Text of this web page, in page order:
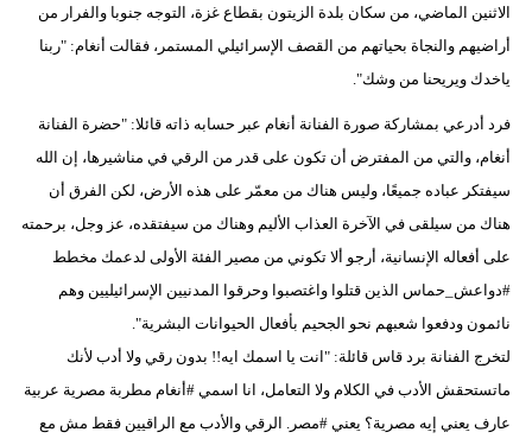
الاثنين الماضي، من سكان بلدة الزيتون بقطاع غزة، التوجه جنوبا والفرار من
أراضيهم والنجاة بحياتهم من القصف الإسرائيلي المستمر، فقالت أنغام: "ربنا
ياخدك ويريحنا من وشك".
فرد أدرعي بمشاركة صورة الفنانة أنغام عبر حسابه ذاته قائلا: "حضرة الفنانة
أنغام، والتي من المفترض أن تكون على قدر من الرقي في مناشيرها، إن الله
سيفتكر عباده جميعًا، وليس هناك من معمّر على هذه الأرض، لكن الفرق أن
هناك من سيلقى في الآخرة العذاب الأليم وهناك من سيفتقده، عز وجل، برحمته
على أفعاله الإنسانية، أرجو ألا تكوني من مصير الفئة الأولى لدعمك مخطط
#دواعش_حماس الذين قتلوا واغتصبوا وحرقوا المدنيين الإسرائيليين وهم
نائمون ودفعوا شعبهم نحو الجحيم بأفعال الحيوانات البشرية".
لتخرج الفنانة برد قاس قائلة: "انت يا اسمك ايه!! بدون رقي ولا أدب لأنك
ماتستحقش الأدب في الكلام ولا التعامل، انا اسمي #أنغام مطربة مصرية عربية
عارف يعني إيه مصرية؟ يعني #مصر. الرقي والأدب مع الراقيين فقط مش مع